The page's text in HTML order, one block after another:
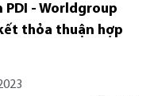
PDI - Worldgroup
thỏa thuận hợp